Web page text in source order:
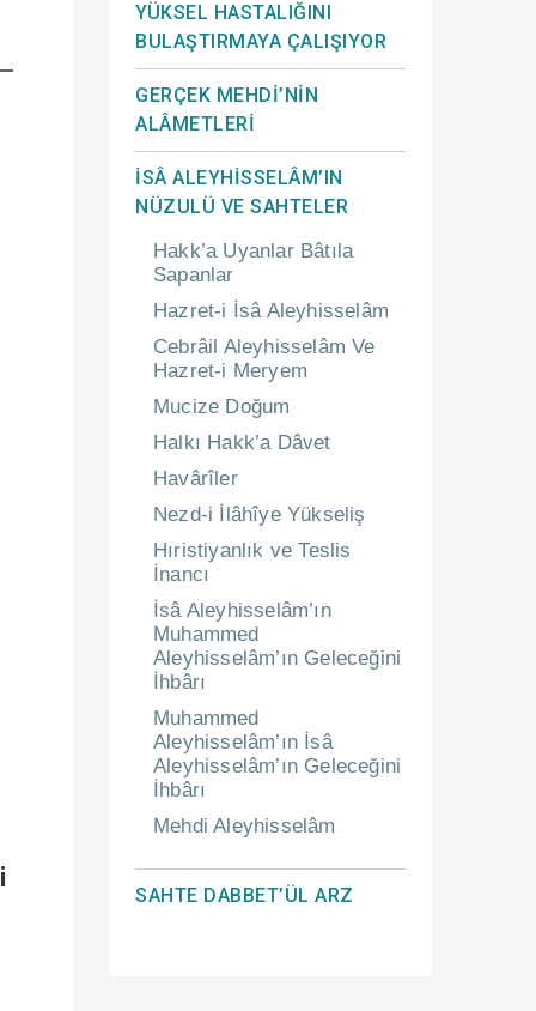
YÜKSEL HASTALIĞINI
BULAŞTIRMAYA ÇALIŞIYOR
GERÇEK MEHDİ’NİN
ALÂMETLERİ
İSÂ ALEYHİSSELÂM’IN
NÜZULÜ VE SAHTELER
Hakk’a Uyanlar Bâtıla
Sapanlar
Hazret-i İsâ Aleyhisselâm
Cebrâil Aleyhisselâm Ve
Hazret-i Meryem
Mucize Doğum
Halkı Hakk’a Dâvet
Havârîler
Nezd-i İlâhîye Yükseliş
Hıristiyanlık ve Teslis
İnancı
İsâ Aleyhisselâm’ın
Muhammed
Aleyhisselâm’ın Geleceğini
İhbârı
Muhammed
Aleyhisselâm’ın İsâ
Aleyhisselâm’ın Geleceğini
İhbârı
Mehdi Aleyhisselâm
SAHTE DABBET’ÜL ARZ